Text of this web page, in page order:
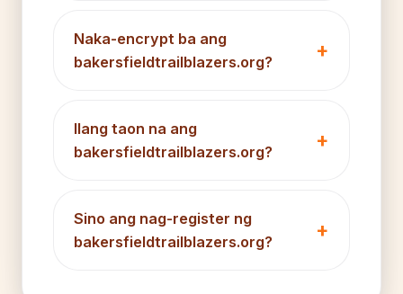
Naka-encrypt ba ang
bakersfieldtrailblazers.org?
Ilang taon na ang
bakersfieldtrailblazers.org?
Sino ang nag-register ng
bakersfieldtrailblazers.org?